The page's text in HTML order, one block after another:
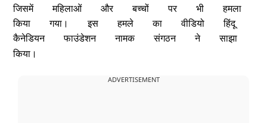
जिसमें
महिलाओं और बच्चों पर भी
हमला
किया
गया। इस हमले का वीडियो
हिंदू
कैनेडियन
फाउंडेशन नामक संगठन ने
साझा
किया।
ADVERTISEMENT